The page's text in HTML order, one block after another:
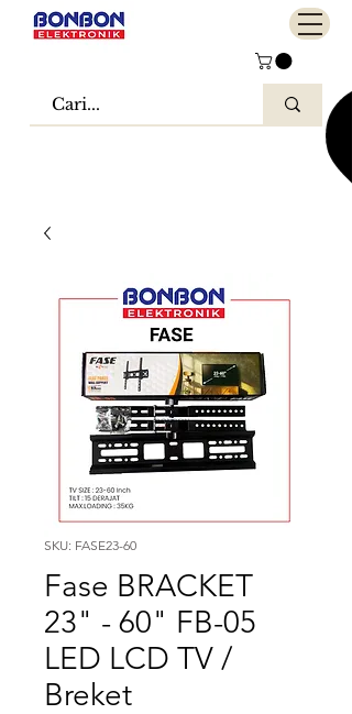
SKU: FASE23-60
Fase BRACKET
23" - 60" FB-05
LED LCD TV /
Breket